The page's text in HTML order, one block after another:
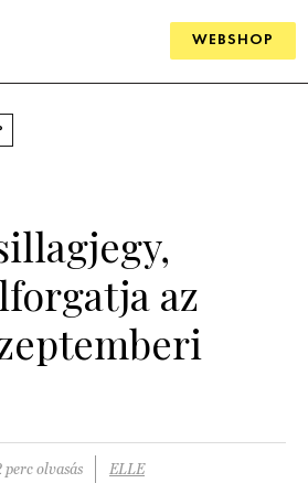
WEBSHOP
az
perc olvasás ELLE